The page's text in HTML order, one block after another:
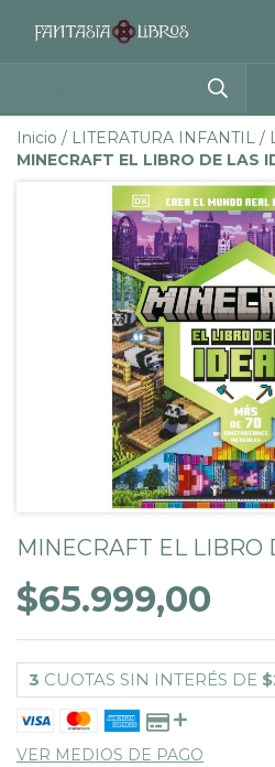
Inicio / LITERATURA INFANTIL /
MINECRAFT EL LIBRO DE LAS
MINECRAFT EL LIBRO
$65.999,00
3 CUOTAS SIN INTERÉS DE
VER MEDIOS DE PAGO